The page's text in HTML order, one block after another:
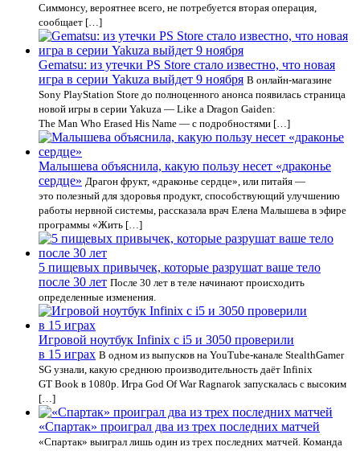
Симмонсу, вероятнее всего, не потребуется вторая операция,
сообщает […]
Gematsu: из утечки PS Store стало известно, что новая
игра в серии Yakuza выйдет 9 ноября В онлайн-магазине
Sony PlayStation Store до полноценного анонса появилась страница
новой игры в серии Yakuza — Like a Dragon Gaiden:
The Man Who Erased His Name — с подробностями […]
Малышева объяснила, какую пользу несет «драконье
сердце» Драгон фрукт, «драконье сердце», или питайя —
это полезный для здоровья продукт, способствующий улучшению
работы нервной системы, рассказала врач Елена Малышева в эфире
программы «Жить […]
5 пищевых привычек, которые разрушат ваше тело
после 30 лет После 30 лет в теле начинают происходить
определенные изменения.
Игровой ноутбук Infinix с i5 и 3050 проверили
в 15 играх В одном из выпусков на YouTube-канале StealthGamer
SG узнали, какую среднюю производительность даёт Infinix
GT Book в 1080p. Игра God Of War Ragnarok запускалась с высоким
[…]
«Спартак» проиграл два из трех последних матчей
«Спартак» выиграл лишь один из трех последних матчей. Команда